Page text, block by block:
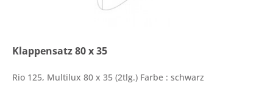
Klappensatz 80 x 35
Rio 125, Multilux 80 x 35 (2tlg.) Farbe : schwarz